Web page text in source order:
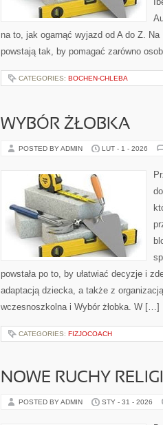
na to, jak ogarnąć wyjazd od A do Z.
powstają tak, by pomagać zarówno
CATEGORIES: BOCHEN-CHLEBA
WYBÓR ŻŁOBKA
POSTED BY ADMIN LUT - 1 - 2026
powstała po to, by ułatwiać decyzje i
adaptacją dziecka, a także z
wczesnoszkolna i Wybór żłobka. W […]
CATEGORIES: FIZJOCOACH
NOWE RUCHY
POSTED BY ADMIN STY - 31 - 2026